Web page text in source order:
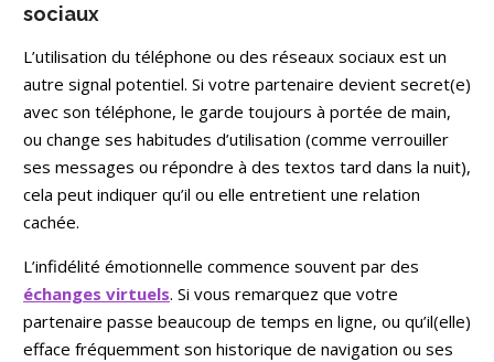
sociaux
L’utilisation du téléphone ou des réseaux sociaux est un
autre signal potentiel. Si votre partenaire devient secret(e)
avec son téléphone, le garde toujours à portée de main,
ou change ses habitudes d’utilisation (comme verrouiller
ses messages ou répondre à des textos tard dans la nuit),
cela peut indiquer qu’il ou elle entretient une relation
cachée.
L’infidélité émotionnelle commence souvent par des
échanges virtuels. Si vous remarquez que votre
partenaire passe beaucoup de temps en ligne, ou qu’il(elle)
efface fréquemment son historique de navigation ou ses